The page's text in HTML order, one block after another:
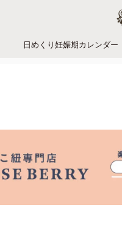
日めくり妊娠期カレンダー